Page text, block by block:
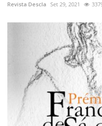
Revista Descla Set 29, 2021